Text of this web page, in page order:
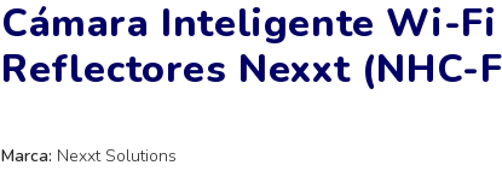
Cámara Inteligente Wi-Fi
Reflectores Nexxt (NHC-
Marca: Nexxt Solutions